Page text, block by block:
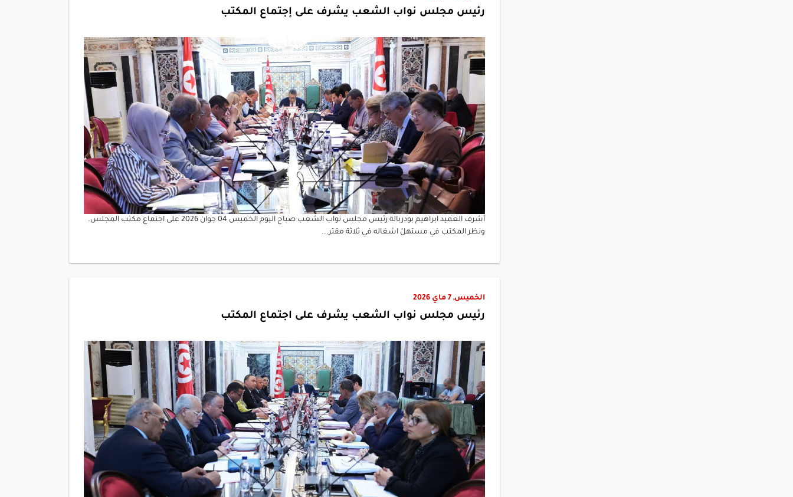
رئيس مجلس نواب الشعب يشرف على إجتماع المكتب
أشرف العميد ابراهيم بودربالة رئيس مجلس نواب الشعب صباح اليوم الخميس 04 جوان 2026 على اجتماع مكتب المجلس.
ونظر المكتب في مستهلّ اشغاله في ثلاثة مقتر...
الخميس, 7 ماي 2026
رئيس مجلس نواب الشعب يشرف على اجتماع المكتب